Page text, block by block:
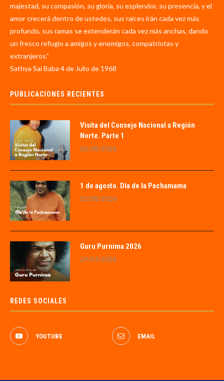
majestad, su compasión, su gloria, su esplendor, su presencia, y el
amor crecerá dentro de ustedes, sus raíces irán cada vez más
profundo, sus ramas se extenderán cada vez más anchas, dando
un fresco refugio a amigos y enemigos, compatriotas y
extranjeros.”
Sathya Sai Baba 4 de Julio de 1968
PUBLICACIONES RECIENTES
Visita del Consejo Nacional a Región
Norte. Parte 1
02/08/2026
1 de agosto. Día de la Pachamama
01/08/2026
Guru Purnima 2026
29/07/2026
REDES SOCIALES
YOUTUBE EMAIL